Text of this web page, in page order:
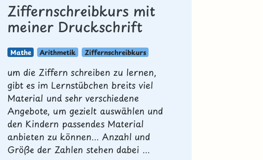
Ziffernschreibkurs mit
meiner Druckschrift
Mathe Arithmetik Ziffernschreibkurs
um die Ziffern schreiben zu lernen,
gibt es im Lernstübchen breits viel
Material und sehr verschiedene
Angebote, um gezielt auswählen und
den Kindern passendes Material
anbieten zu können... Anzahl und
Größe der Zahlen stehen dabei ...